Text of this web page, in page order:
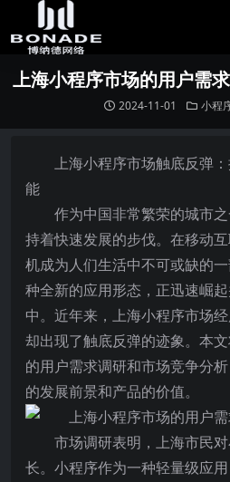
上海小程序市场的用户需
2024-11-01 小程
上海小程序市场触底反弹
能
作为中国非常繁荣的城市
持着快速发展的步伐。在移动
机成为人们生活中不可或缺的
种全新的应用形态，正迅速崛
中。近年来，上海小程序市场
却出现了触底反弹的迹象。本
的用户需求调研和市场竞争分
的发展前景和产品的价值。
市场调研表明，上海市民
长。小程序作为一种轻量级应